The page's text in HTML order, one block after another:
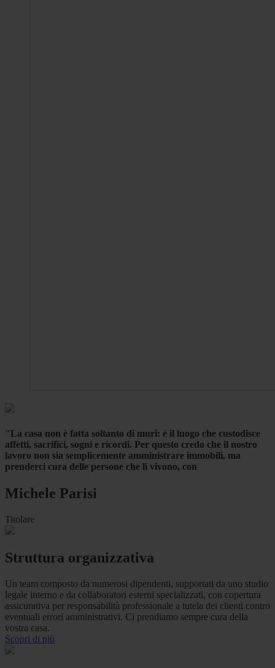
"La casa non è fatta soltanto di muri: è il luogo che custodisce
affetti, sacrifici, sogni e ricordi. Per questo credo che il nostro
lavoro non sia semplicemente amministrare immobili, ma
prenderci cura delle persone che li vivono, con
Michele Parisi
Titolare
Struttura organizzativa
Un team composto da numerosi dipendenti, supportati da uno studio
legale interno e da collaboratori esterni specializzati, con copertura
assicurativa per responsabilità professionale a tutela dei clienti contro
eventuali errori amministrativi. Ci prendiamo sempre cura della
vostra casa.
Scopri di più